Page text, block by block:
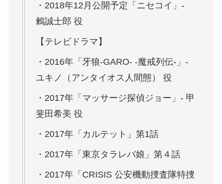
・2018年12月公開予定「ニセコイ」-
鶫誠士郎 役
【テレビドラマ】
・2016年「牙狼-GARO- -魔戒列伝-」-
ユキノ（アンタイオス人間態） 役
・2017年「マッサージ探偵ジョー」- 甲
斐田希美 役
・2017年「カルテット」第1話
・2017年「東京タラレバ娘」第４話
・2017年「CRISIS 公安機動捜査隊特捜